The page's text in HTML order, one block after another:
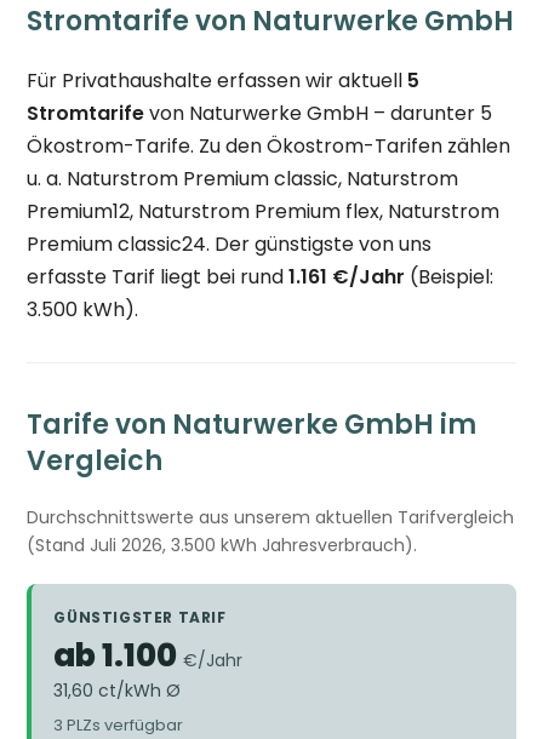
Stromtarife von Naturwerke GmbH
Für Privathaushalte erfassen wir aktuell 5
Stromtarifevon Naturwerke GmbH – darunter 5
Ökostrom-Tarife. Zu den Ökostrom-Tarifen zählen
u. a. Naturstrom Premium classic, Naturstrom
Premium12, Naturstrom Premium flex, Naturstrom
Premium classic24. Der günstigste von uns
erfasste Tarif liegt bei rund1.161 €/Jahr (Beispiel:
3.500 kWh).
Tarife von Naturwerke GmbH im
Vergleich
Durchschnittswerte aus unserem aktuellen Tarifvergleich
(Stand Juli 2026, 3.500 kWh Jahresverbrauch).
GÜNSTIGSTER TARIF
ab 1.100€/Jahr
31,60 ct/kWh Ø
3 PLZs verfügbar